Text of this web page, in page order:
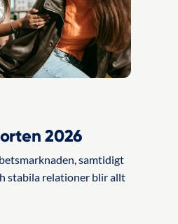
2026
samtidigt
stabila relationer blir allt